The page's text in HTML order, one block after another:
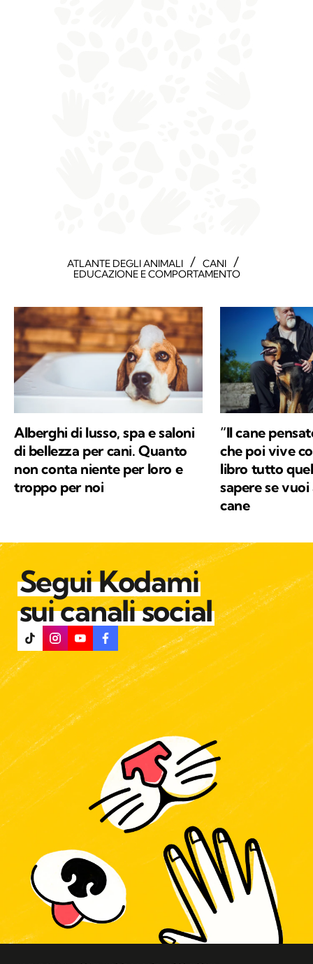
ATLANTE DEGLI ANIMALI / CANI /
EDUCAZIONE E COMPORTAMENTO
Alberghi di lusso, spa e saloni
di bellezza per cani. Quanto
non conta niente per loro e
troppo per noi
“Il cane
che poi vive
libro tutto
sapere se
cane
Segui Kodami
sui canali social